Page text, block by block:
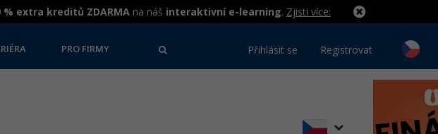
% extra kreditů ZDARMA na náš interaktivní e-learning. Zjisti více:
PRO FIRMY Přihlásit se Registrovat